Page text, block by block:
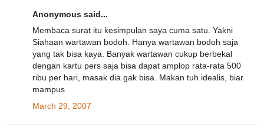
Anonymous said...
Membaca surat itu kesimpulan saya cuma satu. Yakni
Siahaan wartawan bodoh. Hanya wartawan bodoh saja
yang tak bisa kaya. Banyak wartawan cukup berbekal
dengan kartu pers saja bisa dapat amplop rata-rata 500
ribu per hari, masak dia gak bisa. Makan tuh idealis, biar
mampus
March 29, 2007